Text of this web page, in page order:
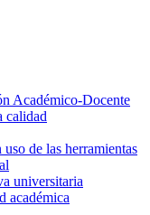
Académico-Docente
calidad
de las herramientas
universitaria
académica